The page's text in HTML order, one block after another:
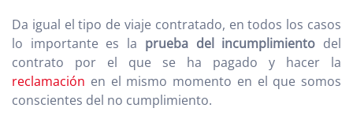
Da igual el tipo de viaje contratado, en todos los casos
lo importante es la prueba del incumplimiento del
contrato por el que se ha pagado y hacer la
reclamación en el mismo momento en el que somos
conscientes del no cumplimiento.